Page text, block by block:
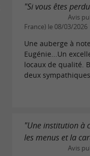
"Si vous êtes
Avis
France) le 08/03/2026
Une auberge à
Eugénie...Un
locaux de qualité.
deux
"Une institution à
les menus et la
Avis